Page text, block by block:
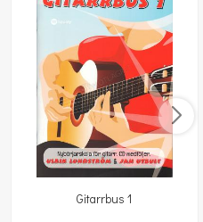
Gitarrbus 1